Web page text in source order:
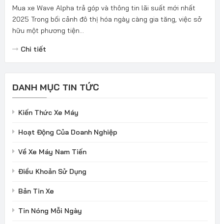
Mua xe Wave Alpha trả góp và thông tin lãi suất mới nhất
2025 Trong bối cảnh đô thị hóa ngày càng gia tăng, việc sở
hữu một phương tiện...
Chi tiết
DANH MỤC TIN TỨC
Kiến Thức Xe Máy
Hoạt Động Của Doanh Nghiệp
Về Xe Máy Nam Tiến
Điều Khoản Sử Dụng
Bản Tin Xe
Tin Nóng Mỗi Ngày